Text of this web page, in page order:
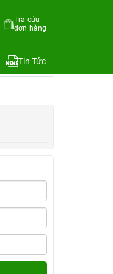
Tra cứu
đơn hàng
Tin Tức